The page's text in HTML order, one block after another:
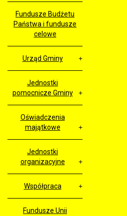
Fundusze Budżetu
Państwa i fundusze
celowe
Urząd Gminy
Jednostki
pomocnicze Gminy
Oświadczenia
majątkowe
Jednostki
organizacyjne
Współpraca
Fundusze Unii